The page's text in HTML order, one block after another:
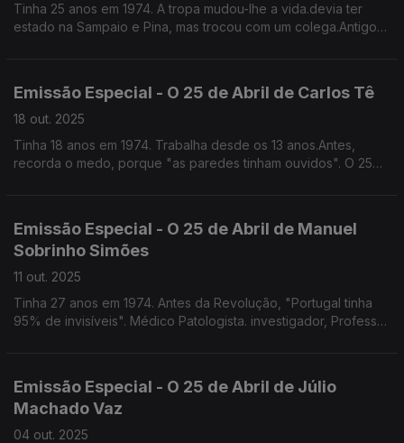
Tinha 25 anos em 1974. A tropa mudou-lhe a vida.devia ter
estado na Sampaio e Pina, mas trocou com um colega.Antigo
Emissão Especial - O 25 de Abril de Carlos Tê
18 out. 2025
Tinha 18 anos em 1974. Trabalha desde os 13 anos.Antes,
recorda o medo, porque "as paredes tinham ouvidos". O 25
Emissão Especial - O 25 de Abril de Manuel
Sobrinho Simões
11 out. 2025
Tinha 27 anos em 1974. Antes da Revolução, "Portugal tinha
95% de invisíveis". Médico Patologista. investigador, Professor
Emissão Especial - O 25 de Abril de Júlio
Machado Vaz
04 out. 2025